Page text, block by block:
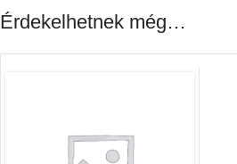
Érdekelhetnek még…